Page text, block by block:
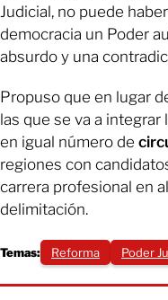
Judicial, no puede
democracia un Poder
absurdo y una
Propuso que en lugar
las que se va a integrar
en igual número de
regiones con
carrera profesional en
delimitación.
Temas: Reforma Poder